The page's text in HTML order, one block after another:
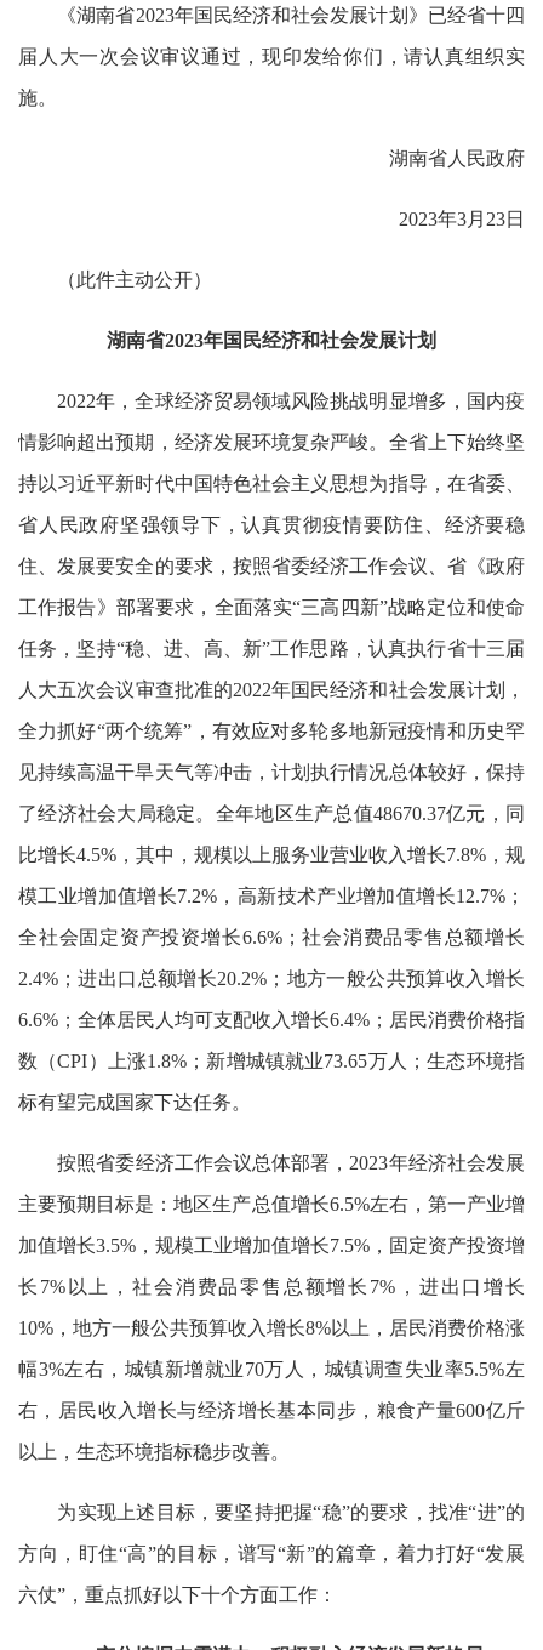
《湖南省2023年国民经济和社会发展计划》已经省十四
届人大一次会议审议通过，现印发给你们，请认真组织实
施。
湖南省人民政府
2023年3月23日
（此件主动公开）
湖南省2023年国民经济和社会发展计划
2022年，全球经济贸易领域风险挑战明显增多，国内疫
情影响超出预期，经济发展环境复杂严峻。全省上下始终坚
持以习近平新时代中国特色社会主义思想为指导，在省委、
省人民政府坚强领导下，认真贯彻疫情要防住、经济要稳
住、发展要安全的要求，按照省委经济工作会议、省《政府
工作报告》部署要求，全面落实“三高四新”战略定位和使命
任务，坚持“稳、进、高、新”工作思路，认真执行省十三届
人大五次会议审查批准的2022年国民经济和社会发展计划，
全力抓好“两个统筹”，有效应对多轮多地新冠疫情和历史罕
见持续高温干旱天气等冲击，计划执行情况总体较好，保持
了经济社会大局稳定。全年地区生产总值48670.37亿元，同
比增长4.5%，其中，规模以上服务业营业收入增长7.8%，规
模工业增加值增长7.2%，高新技术产业增加值增长12.7%；
全社会固定资产投资增长6.6%；社会消费品零售总额增长
2.4%；进出口总额增长20.2%；地方一般公共预算收入增长
6.6%；全体居民人均可支配收入增长6.4%；居民消费价格指
数（CPI）上涨1.8%；新增城镇就业73.65万人；生态环境指
标有望完成国家下达任务。
按照省委经济工作会议总体部署，2023年经济社会发展
主要预期目标是：地区生产总值增长6.5%左右，第一产业增
加值增长3.5%，规模工业增加值增长7.5%，固定资产投资增
长7%以上，社会消费品零售总额增长7%，进出口增长
10%，地方一般公共预算收入增长8%以上，居民消费价格涨
幅3%左右，城镇新增就业70万人，城镇调查失业率5.5%左
右，居民收入增长与经济增长基本同步，粮食产量600亿斤
以上，生态环境指标稳步改善。
为实现上述目标，要坚持把握“稳”的要求，找准“进”的
方向，盯住“高”的目标，谱写“新”的篇章，着力打好“发展
六仗”，重点抓好以下十个方面工作：